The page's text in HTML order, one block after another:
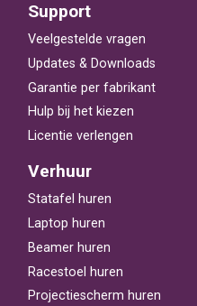
Support
Veelgestelde vragen
Updates & Downloads
Garantie per fabrikant
Hulp bij het kiezen
Licentie verlengen
Verhuur
Statafel huren
Laptop huren
Beamer huren
Racestoel huren
Projectiescherm huren